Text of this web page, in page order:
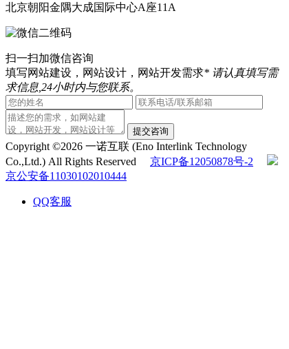
北京朝阳金隅大成国际中心A座11A
扫一扫加微信咨询
填写网站建设，网站设计，网站开发需求* 请认真填写需
求信息,24小时内与您联系。
提交咨询
Copyright ©2026 一诺互联 (Eno Interlink Technology
Co.,Ltd.) All Rights Reserved 京ICP备12050878号-2
京公安备11030102010444
QQ客服